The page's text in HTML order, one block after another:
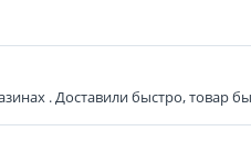
. Доставили быстро, товар